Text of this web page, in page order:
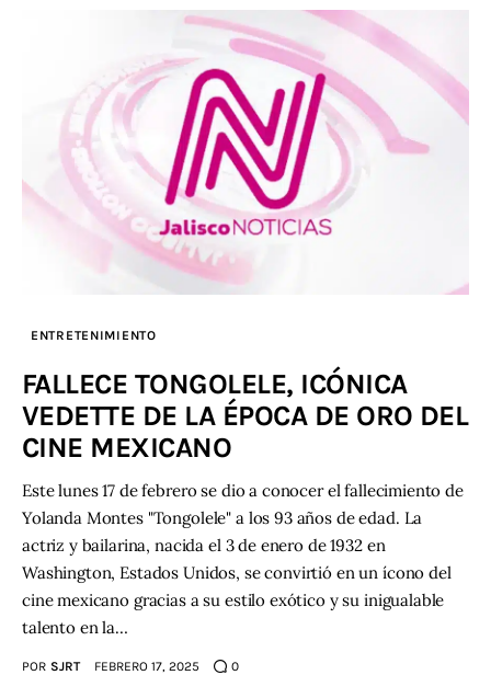
ENTRETENIMIENTO
FALLECE TONGOLELE, ICÓNICA
VEDETTE DE LA ÉPOCA DE ORO DEL
CINE MEXICANO
Este lunes 17 de febrero se dio a conocer el fallecimiento de
Yolanda Montes "Tongolele" a los 93 años de edad. La
actriz y bailarina, nacida el 3 de enero de 1932 en
Washington, Estados Unidos, se convirtió en un ícono del
cine mexicano gracias a su estilo exótico y su inigualable
talento en la…
POR SJRT FEBRERO 17, 2025 0